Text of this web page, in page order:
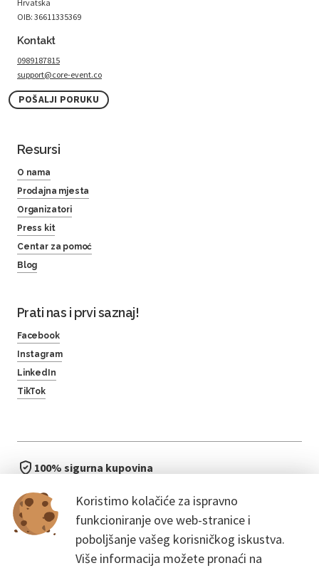
Koristimo kolačiće za ispravno
funkcioniranje ove web-stranice i
poboljšanje vašeg korisničkog iskustva.
Više informacija možete pronaći na
Hrvatska
OIB: 36611335369
Kontakt
0989187815
support@core-event.co
POŠALJI PORUKU
Resursi
O nama
Prodajna mjesta
Organizatori
Press kit
Centar za pomoć
Blog
Prati nas i prvi saznaj!
Facebook
Instagram
LinkedIn
TikTok
100% sigurna kupovina
bez čekanja u redu